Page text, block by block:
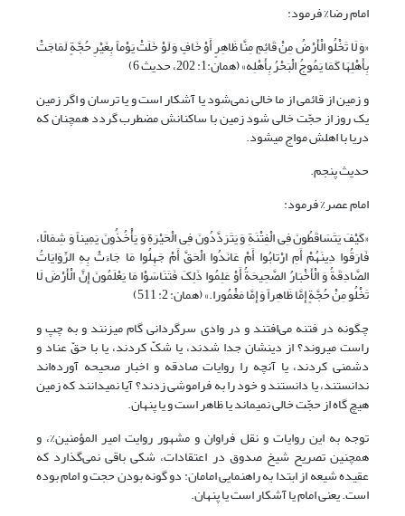
امام رضا% فرمود:
«وَ لَا تَخْلُو الْأَرْضُ‏ مِنْ‏ قَائِمٍ‏ مِنَّا ظَاهِرٍ أَوْ خَافٍ وَ لَوْ خَلَتْ یَوْماً بِغَیْرِ حُجَّةٍ لَمَاجَتْ
بِأَهْلِهَا کَمَا یَمُوجُ الْبَحْرُ بِأَهْلِه» (همان:‏1: 202، حدیث 6)
و زمین از قائمى از ما خالى نمی‌شود یا آشکار است و یا ترسان و اگر زمین
یک روز از حجّت خالى شود زمین با ساکنانش مضطرب گردد همچنان که
دریا با اهلش مواج مى‏شود.
حدیث پنجم.
امام عصر% فرمود:
«کَیْفَ یَتَسَاقَطُونَ فِی الْفِتْنَةِ وَ یَتَرَدَّدُونَ فِی الْحَیْرَةِ وَ یَأْخُذُونَ یَمِیناً وَ شِمَالًا،
فَارَقُوا دِینَهُمْ‏ أَمِ ارْتابُوا أَمْ عَانَدُوا الْحَقَّ أَمْ جَهِلُوا مَا جَاءَتْ بِهِ الرِّوَایَاتُ
الصَّادِقَةُ وَ الْأَخْبَارُ الصَّحِیحَةُ أَوْ عَلِمُوا ذَلِکَ فَتَنَاسَوْا مَا یَعْلَمُونَ إِنَّ الْأَرْضَ لَا
تَخْلُو مِنْ حُجَّةٍ إِمَّا ظَاهِراً وَ إِمَّا مَغْمُورا.» (همان: ‏2: 511)
چگونه در فتنه می‌افتند و در وادى سرگردانى گام مى‏زنند و به چپ و
راست مى‏روند؟ از دینشان جدا ‌شدند، یا شکّ کردند، یا با حقّ عناد و
دشمنى کردند، یا آنچه را روایات صادقه و اخبار صحیحه آورده‌اند
ندانستند، یا دانستند و خود را به فراموشى زدند؟ آیا نمى‏دانند که زمین
هیچ گاه از حجّت خالى نمى‏ماند یا ظاهر است و یا پنهان.
توجه به این روایات و نقل فراوان و مشهور روایت امیر المؤمنین%، و
همچنین تصریح شیخ صدوق در اعتقادات، شکی باقی نمی‌گذارد که
عقیده شیعه از ابتدا به راهنمایی امامان: دو گونه بودن حجت و امام بوده
است. یعنی امام یا آشکار است یا پنهان.